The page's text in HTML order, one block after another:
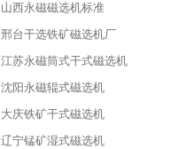
山西永磁磁选机标准
邢台干选铁矿磁选机厂
江苏永磁筒式干式磁选机
沈阳永磁辊式磁选机
大庆铁矿干式磁选机
辽宁锰矿湿式磁选机